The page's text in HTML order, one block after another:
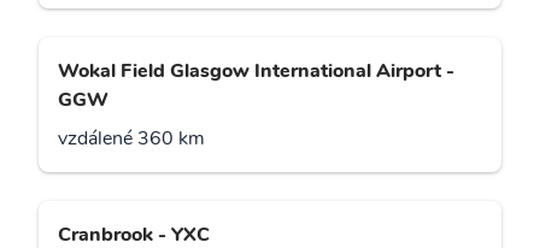
Wokal Field Glasgow International Airport -
GGW
vzdálené 360 km
Cranbrook - YXC